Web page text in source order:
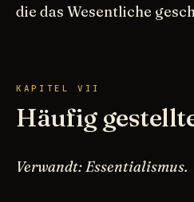
die das Wesentliche
KAPITEL VII
Häufig
Verwandt: Essentialismus.